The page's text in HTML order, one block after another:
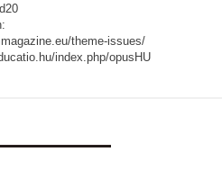
theme-issues/
index.php/opusHU